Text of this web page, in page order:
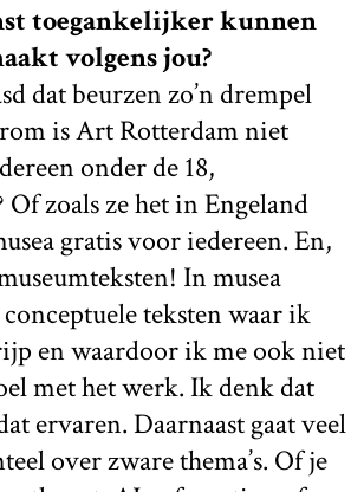
toegankelijker kunnen
volgens jou?
dat beurzen zo’n drempel
is Art Rotterdam niet
onder de 18,
zoals ze het in Engeland
gratis voor iedereen. En,
In musea
teksten waar ik
en waardoor ik me ook niet
met het werk. Ik denk dat
ervaren. Daarnaast gaat veel
over zware thema’s. Of je